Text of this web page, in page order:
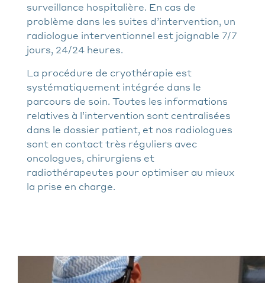
surveillance hospitalière. En cas de
problème dans les suites d’intervention, un
radiologue interventionnel est joignable 7/7
jours, 24/24 heures.
La procédure de cryothérapie est
systématiquement intégrée dans le
parcours de soin. Toutes les informations
relatives à l’intervention sont centralisées
dans le dossier patient, et nos radiologues
sont en contact très réguliers avec
oncologues, chirurgiens et
radiothérapeutes pour optimiser au mieux
la prise en charge.